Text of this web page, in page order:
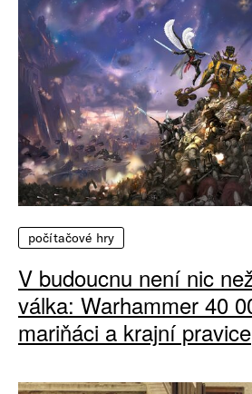
počítačové hry
V budoucnu není nic
válka: Warhammer 40
mariňáci a krajní pravice